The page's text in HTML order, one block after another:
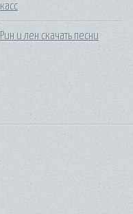
касс
Рин и лен скачать песни